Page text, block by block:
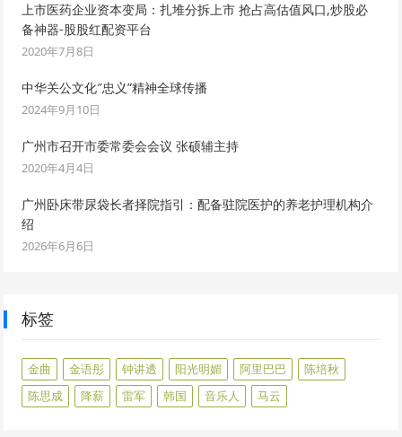
上市医药企业资本变局：扎堆分拆上市 抢占高估值风口,炒股必
备神器-股股红配资平台
2020年7月8日
中华关公文化″忠义”精神全球传播
2024年9月10日
广州市召开市委常委会会议 张硕辅主持
2020年4月4日
广州卧床带尿袋长者择院指引：配备驻院医护的养老护理机构介
绍
2026年6月6日
标签
金曲 金语彤 钟讲透 阳光明媚 阿里巴巴
陈培秋
陈思成
降薪 雷军 韩国 音乐人 马云